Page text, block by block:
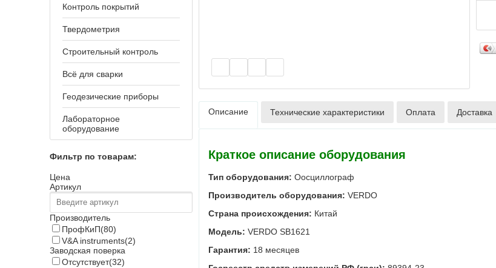
Контроль покрытий
Твердометрия
Строительный контроль
Всё для сварки
Геодезические приборы
Лабораторное
оборудование
Фильтр по товарам:
Цена
Артикул
Производитель
ПрофКиП(80)
V&A instruments(2)
Заводская поверка
Отсутствует(32)
Описание Технические характеристики Оплата Доставка
Краткое описание оборудования
Тип оборудования: Оосциллограф
Производитель оборудования: VERDO
Страна происхождения: Китай
Модель: VERDO SB1621
Гарантия: 18 месяцев